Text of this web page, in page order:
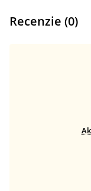
Recenzie (0)